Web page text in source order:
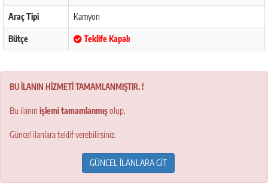
Araç Tipi Kamyon
Bütçe Teklife Kapalı
BU İLANIN HİZMETİ TAMAMLANMIŞTIR. !
Bu ilanın işlemi tamamlanmışolup,
Güncel ilanlara teklif verebilirsiniz.
GÜNCEL İLANLARA GİT